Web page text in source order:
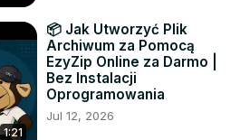
1:21
📦 Jak Utworzyć Plik
Archiwum za Pomocą
EzyZip Online za Darmo |
Bez Instalacji
Oprogramowania
Jul 12, 2026